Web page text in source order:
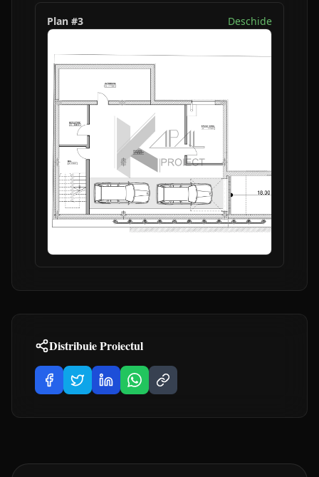
Plan #3 Deschide
Distribuie Proiectul